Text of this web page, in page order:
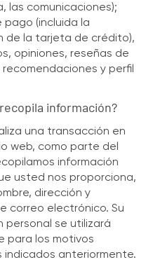
las comunicaciones);
(incluida la
de la tarjeta de crédito),
opiniones, reseñas de
y perfil
información?
una transacción en
web, como parte del
información
usted nos proporciona,
dirección y
correo electrónico. Su
personal se utilizará
para los motivos
indicados anteriormente.